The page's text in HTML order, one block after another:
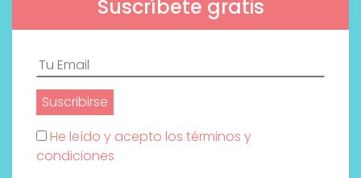
Suscríbete gratis
He leído y acepto los términos y
condiciones